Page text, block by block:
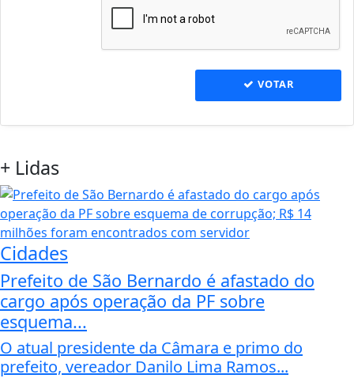
VOTAR
+ Lidas
Cidades
Prefeito de São Bernardo é afastado do
cargo após operação da PF sobre
esquema...
O atual presidente da Câmara e primo do
prefeito, vereador Danilo Lima Ramos...